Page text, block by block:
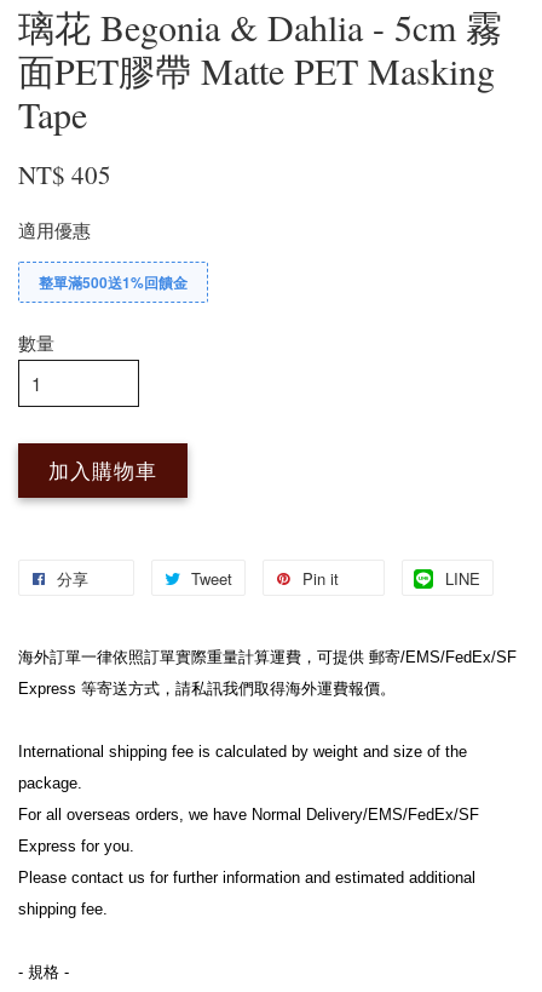
璃花 Begonia & Dahlia - 5cm 霧
面PET膠帶 Matte PET Masking
Tape
NT$ 405
適用優惠
整單滿500送1%回饋金
數量
加入購物車
分享 Tweet Pin it LINE
海外訂單一律依照訂單實際重量計算運費，可提供 郵寄/EMS/FedEx/SF
Express 等寄送方式，請私訊我們取得海外運費報價。
International shipping fee is calculated by weight and size of the
package.
For all overseas orders, we have Normal Delivery/EMS/FedEx/SF
Express for you.
Please contact us for further information and estimated additional
shipping fee.
- 規格 -